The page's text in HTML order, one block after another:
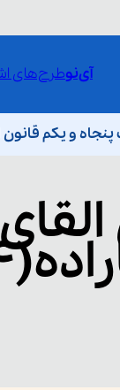
آی‌نوطرح‌های
و یکم قانون
از 4)